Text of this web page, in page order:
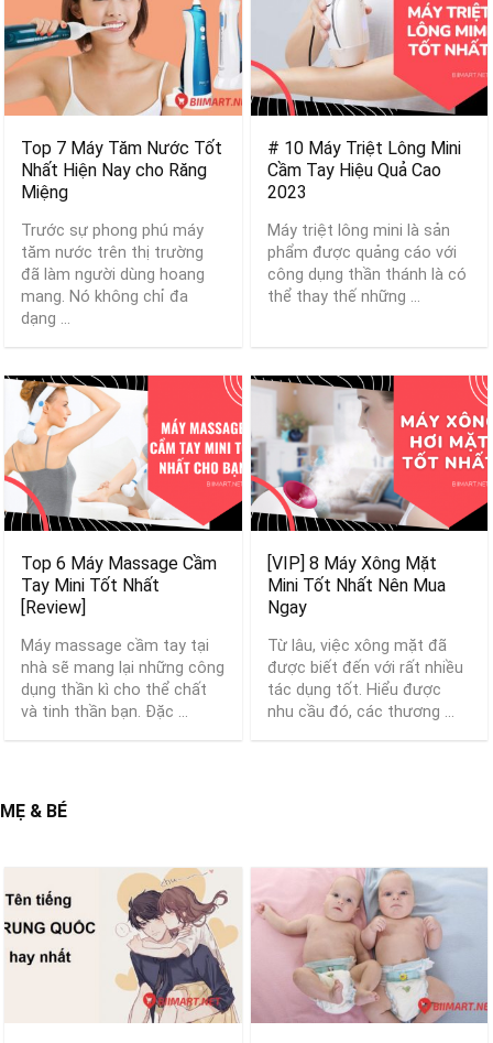
Top 7 Máy Tăm Nước Tốt
Nhất Hiện Nay cho Răng
Miệng
Trước sự phong phú máy
tăm nước trên thị trường
đã làm người dùng hoang
mang. Nó không chỉ đa
dạng ...
# 10 Máy Triệt Lông Mini
Cầm Tay Hiệu Quả Cao
2023
Máy triệt lông mini là sản
phẩm được quảng cáo với
công dụng thần thánh là có
thể thay thế những ...
Top 6 Máy Massage Cầm
Tay Mini Tốt Nhất
[Review]
Máy massage cầm tay tại
nhà sẽ mang lại những công
dụng thần kì cho thể chất
và tinh thần bạn. Đặc ...
[VIP] 8 Máy Xông Mặt
Mini Tốt Nhất Nên Mua
Ngay
Từ lâu, việc xông mặt đã
được biết đến với rất nhiều
tác dụng tốt. Hiểu được
nhu cầu đó, các thương ...
MẸ & BÉ